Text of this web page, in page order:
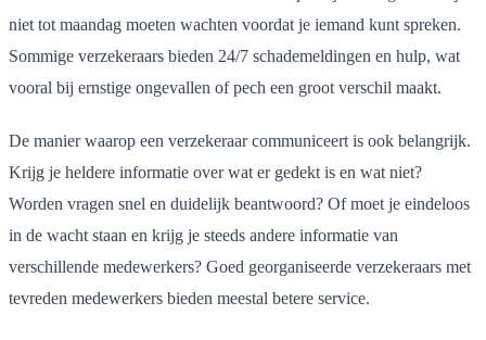
niet tot maandag moeten wachten voordat je iemand kunt spreken.
Sommige verzekeraars bieden 24/7 schademeldingen en hulp, wat
vooral bij ernstige ongevallen of pech een groot verschil maakt.
De manier waarop een verzekeraar communiceert is ook belangrijk.
Krijg je heldere informatie over wat er gedekt is en wat niet?
Worden vragen snel en duidelijk beantwoord? Of moet je eindeloos
in de wacht staan en krijg je steeds andere informatie van
verschillende medewerkers? Goed georganiseerde verzekeraars met
tevreden medewerkers bieden meestal betere service.